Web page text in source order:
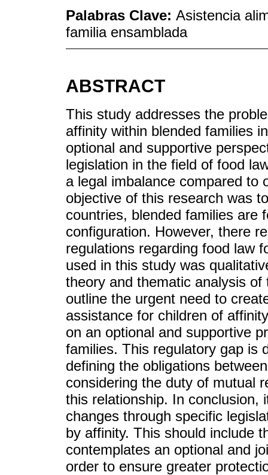
Palabras Clave: Asistencia
familia ensamblada
ABSTRACT
This study addresses the
affinity within blended families
optional and supportive
legislation in the field of food
a legal imbalance compared to
objective of this research was
countries, blended families are
configuration. However, there
regulations regarding food law
used in this study was
theory and thematic analysis
outline the urgent need to
assistance for children of
on an optional and supportive
families. This regulatory gap is
defining the obligations
considering the duty of mutual
this relationship. In conclusion,
changes through specific
by affinity. This should include
contemplates an optional and
order to ensure greater